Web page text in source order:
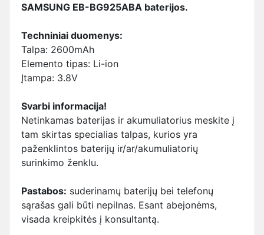
SAMSUNG EB-BG925ABA baterijos.
Techniniai duomenys:
Talpa: 2600mAh
Elemento tipas: Li-ion
Įtampa: 3.8V
Svarbi informacija!
Netinkamas baterijas ir akumuliatorius meskite į
tam skirtas specialias talpas, kurios yra
paženklintos baterijų ir/ar/akumuliatorių
surinkimo ženklu.
Pastabos: suderinamų baterijų bei telefonų
sąrašas gali būti nepilnas. Esant abejonėms,
visada kreipkitės į konsultantą.